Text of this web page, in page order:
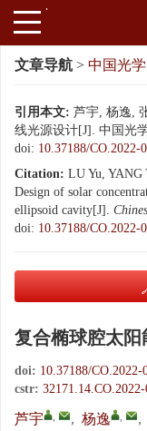
文章导航 > 中国光学
引用本文: 芦宇, 杨逸,
线光源设计[J]. 中国光
doi: 10.37188/CO.2022-
Citation: LU Yu,
Design of solar
ellipsoid cavity[J].
doi: 10.37188/CO.2022-
复合椭球腔太
doi: 10.37188/CO.2022-
cstr:
芦宇 , , 杨逸 , ,